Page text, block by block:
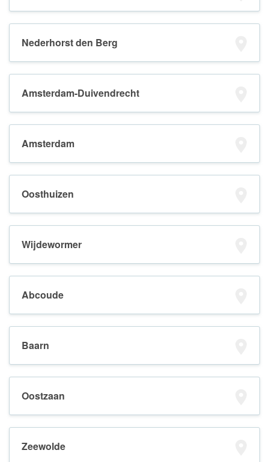
Nederhorst den Berg
Amsterdam-Duivendrecht
Amsterdam
Oosthuizen
Wijdewormer
Abcoude
Baarn
Oostzaan
Zeewolde